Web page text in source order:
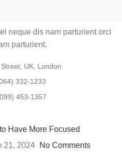
neque dis nam parturient orci
parturient.
UK, London
332-1233
453-1357
Have More Focused
21, 2024
No Comments